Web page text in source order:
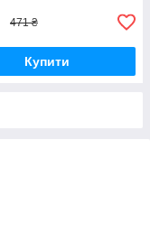
471 ₴
Купити